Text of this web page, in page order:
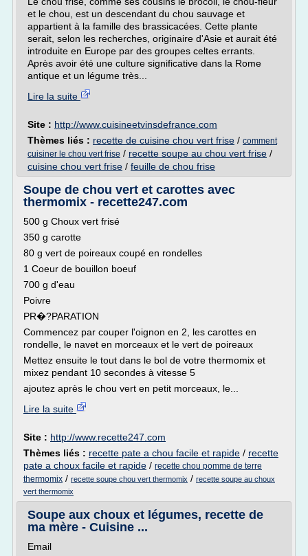
et le chou, est un descendant du chou sauvage et
appartient à la famille des brassicacées. Cette plante
serait, selon les recherches, originaire d'Asie et aurait été
introduite en Europe par des groupes celtes errants.
Après avoir été une culture significative dans la Rome
antique et un légume très...
Lire la suite
Site : http://www.cuisineetvinsdefrance.com
Thèmes liés : recette de cuisine chou vert frise / comment
cuisiner le chou vert frise / recette soupe au chou vert frise /
cuisine chou vert frise / feuille de chou frise
Soupe de chou vert et carottes avec
thermomix - recette247.com
500 g Choux vert frisé
350 g carotte
80 g vert de poireaux coupé en rondelles
1 Coeur de bouillon boeuf
700 g d'eau
Poivre
PR�?PARATION
Commencez par couper l'oignon en 2, les carottes en
rondelle, le navet en morceaux et le vert de poireaux
Mettez ensuite le tout dans le bol de votre thermomix et
mixez pendant 10 secondes à vitesse 5
ajoutez après le chou vert en petit morceaux, le...
Lire la suite
Site : http://www.recette247.com
Thèmes liés : recette pate a chou facile et rapide / recette
pate a choux facile et rapide / recette chou pomme de terre
thermomix / recette soupe chou vert thermomix / recette soupe au choux
vert thermomix
Soupe aux choux et légumes, recette de
ma mère - Cuisine ...
Email